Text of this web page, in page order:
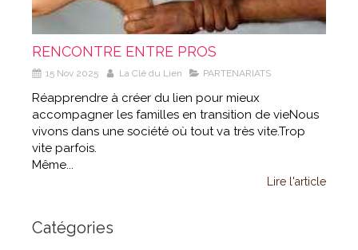
RENCONTRE ENTRE PROS
15 Nov 2025 La Clé du Lien PARTENARIATS
Réapprendre à créer du lien pour mieux
accompagner les familles en transition de vieNous
vivons dans une société où tout va très vite.Trop
vite parfois.
Même...
Lire l'article
Catégories